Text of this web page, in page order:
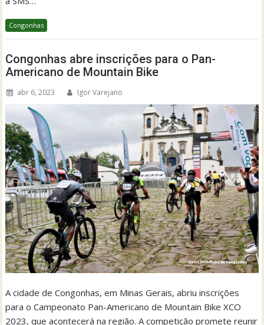
Congonhas
Congonhas abre inscrições para o Pan-
Americano de Mountain Bike
abr 6, 2023 Igor Varejano
A cidade de Congonhas, em Minas Gerais, abriu inscrições
para o Campeonato Pan-Americano de Mountain Bike XCO
2023, que acontecerá na região. A competição promete reunir